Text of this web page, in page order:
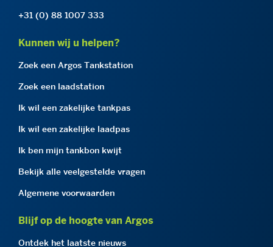
+31 (0) 88 1007 333
Kunnen wij u helpen?
Zoek een Argos Tankstation
Zoek een laadstation
Ik wil een zakelijke tankpas
Ik wil een zakelijke laadpas
Ik ben mijn tankbon kwijt
Bekijk alle veelgestelde vragen
Algemene voorwaarden
Blijf op de hoogte van Argos
Ontdek het laatste nieuws